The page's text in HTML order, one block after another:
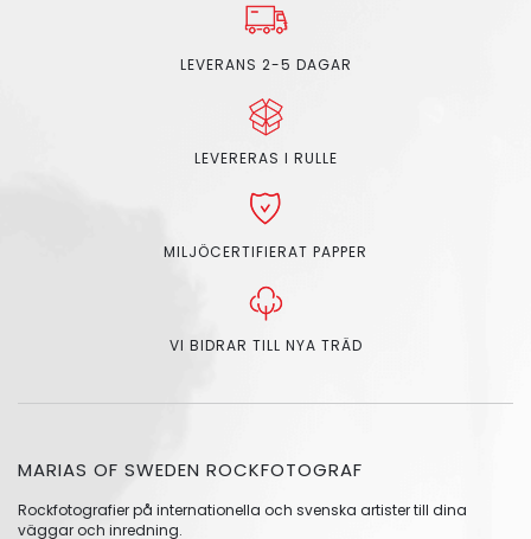
LEVERANS 2-5 DAGAR
LEVERERAS I RULLE
MILJÖCERTIFIERAT PAPPER
VI BIDRAR TILL NYA TRÄD
MARIAS OF SWEDEN ROCKFOTOGRAF
Rockfotografier på internationella och svenska artister till dina
väggar och inredning.